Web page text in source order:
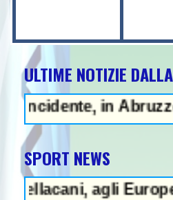
ULTIME NOTIZIE
in Abruzzo
SPORT NEWS
agli Europei il
- Sparatoria